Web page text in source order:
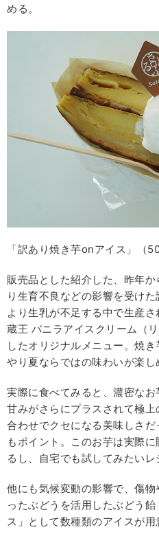
める。
「訳あり焼き芋onアイス」（
販売品とした紹介した、昨年
り生育不良などの影響を受け
より生乳が不足する中で生産
蔵王 バニラアイスクリーム（
したオリジナルメニュー。焼
やり夏ならではの味わいが楽し
実際に食べてみると、濃密な
甘みがさらにプラスされて極
合わせでクセになる美味しさ
もポイント。このお芋は実際
るし、自宅でも試してみたいレ
他にも気候変動の影響で、傷
ったぶどうを活用したぶどう
ス」として数種類のアイスが用